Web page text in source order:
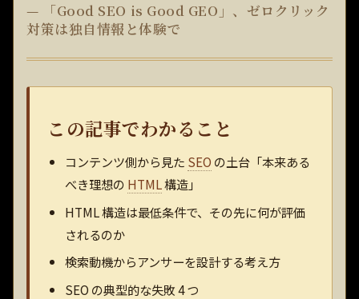
— 「Good SEO is Good GEO」、ゼロクリック
対策は独自情報と体験で
この記事でわかること
コンテンツ側から見た SEO の土台「本来ある
べき理想の HTML構造」
HTML 構造は最低条件で、その先に何が評価
されるのか
検索動機からアンサーを設計する考え方
SEO の典型的な失敗 4 つ